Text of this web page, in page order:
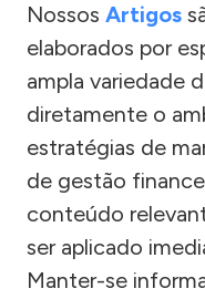
Nossos Artigos
elaborados por
ampla variedade
diretamente o
estratégias de
de gestão
conteúdo
ser aplicado
Manter-se